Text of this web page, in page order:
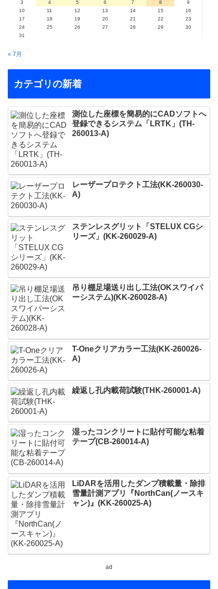
3 4 5 6 7 8
9
10
11 12 13 14 15
16
17
18 19 20 21 22
23
24
25 26 27 28 29
30
31
« 7月
カテゴリの新着
測位した座標を簡易的にCADソフトへ
登録できるシステム「LRTK」(TH-
260013-A)
レーザープロテクト⼯法(KK-260030-
A)
ステンレスグリット「STELUX CGシ
リーズ」(KK-260029-A)
吊り棚足場送り出し工法(OKスワイパ
ーシステム)(KK-260028-A)
T-Oneクリアカラー工法(KK-260026-
A)
繰返し孔内載荷試験(THK-260001-A)
湿ったコンクリートに貼付可能な粘着
テープ(CB-260014-A)
LiDARを活用したダンプ積載量・除排
雪量計測アプリ『NorthCan(ノースキ
ャン)』(KK-260025-A)
ad